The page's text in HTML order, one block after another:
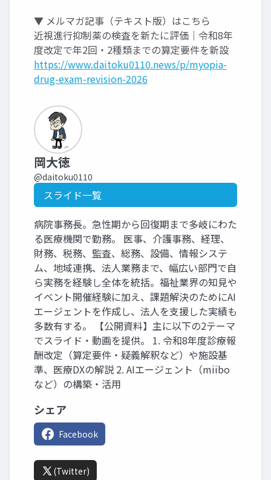
▼ メルマガ記事（テキスト版）はこちら
近視進行抑制薬の検査を新たに評価｜令和8年
度改定で年2回・2種類までの算定要件を新設
https://www.daitoku0110.news/p/myopia-
drug-exam-revision-2026
岡大徳
@daitoku0110
スライド一覧
病院事務長。急性期から回復期まで多岐にわた
る医療機関で勤務。 医事、介護事務、経理、
財務、税務、監査、総務、設備、情報システ
ム、地域連携、法人業務まで、幅広い部門で自
ら実務を経験し全体を統括。福祉業界の知見や
イベント開催経験に加え、課題解決のためにAI
エージェントを作成し、法人を支援した実績も
多数有する。 【公開資料】主に以下の2テーマ
でスライド・動画を提供。 1. 令和8年度診療報
酬改定（算定要件・疑義解釈など）や施設基
準、医療DXの解説 2. AIエージェント（miibo
など）の構築・活用
シェア
Facebook
(Twitter)